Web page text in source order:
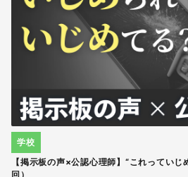
【掲示板の声×公認心理師】“これってい
回）
学校